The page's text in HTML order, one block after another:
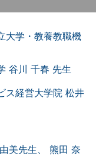
大学・教養教職機
谷川 千春 先生
ス経営大学院 松井
美先生、 熊田 奈